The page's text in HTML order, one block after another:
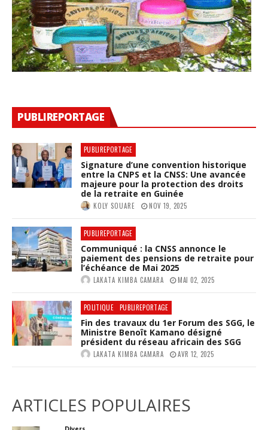
PUBLIREPORTAGE
PUBLIREPORTAGE
Signature d’une convention historique
entre la CNPS et la CNSS: Une avancée
majeure pour la protection des droits
de la retraite en Guinée
KOLY SOUARE NOV 19, 2025
PUBLIREPORTAGE
Communiqué : la CNSS annonce le
paiement des pensions de retraite pour
l’échéance de Mai 2025
LAKATA KIMBA CAMARA MAI 02, 2025
POLITIQUE PUBLIREPORTAGE
Fin des travaux du 1er Forum des SGG, le
Ministre Benoît Kamano désigné
président du réseau africain des SGG
LAKATA KIMBA CAMARA AVR 12, 2025
ARTICLES POPULAIRES